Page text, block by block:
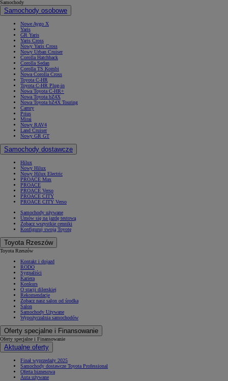
Samochody
Samochody osobowe
Nowe Aygo X
Yaris
GR Yaris
Yaris Cross
Nowy Yaris Cross
Nowy Urban Cruiser
Corolla Hatchback
Corolla Sedan
Corolla TS Kombi
Nowa Corolla Cross
Toyota C-HR
Toyota C-HR Plug-in
Nowa Toyota C-HR+
Nowa Toyota bZ4X
Nowa Toyota bZ4X Touring
Camry
Prius
Mirai
Nowy RAV4
Land Cruiser
Nowy GR GT
Samochody dostawcze
Hilux
Nowy Hilux
Nowy Hilux Electric
PROACE Max
PROACE
PROACE Verso
PROACE CITY
PROACE CITY Verso
Samochody używane
Umów się na jazdę testową
Zobacz wszystkie cenniki
Konfiguruj swoją Toyotę
Toyota Rzeszów
Toyota Rzeszów
Kontakt i dojazd
RODO
Sygnaliści
Kariera
Konkurs
O stacji dilerskiej
Rekomendacje
Zobacz nasz salon od środka
Salon
Samochody Używane
Wypożyczalnia samochodów
Oferty specjalne i Finansowanie
Oferty specjalne i Finansowanie
Aktualne oferty
Finał wyprzedaży 2025
Samochody dostawcze Toyota Professional
Oferta biznesowa
Auta używane